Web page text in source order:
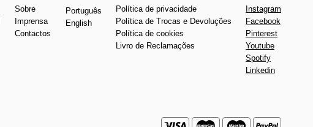
Sobre
Imprensa
Contactos
Português
English
Política de privacidade
Política de Trocas e Devoluções
Política de cookies
Livro de Reclamações
Instagram
Facebook
Pinterest
Youtube
Spotify
Linkedin